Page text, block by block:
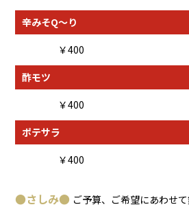
辛みそQ～り
￥400
酢モツ
￥400
ポテサラ
￥400
●さしみ● ご予算、ご希望にあわせ